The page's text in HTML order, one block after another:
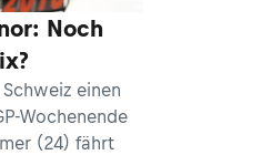
Noch
einen
Wochenende
(24) fährt